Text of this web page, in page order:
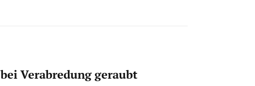
Verabredung geraubt